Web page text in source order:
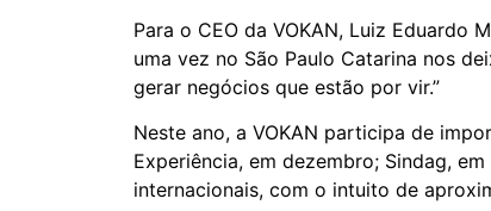
Para o CEO da VOKAN, Luiz
uma vez no São Paulo Catarina nos
gerar negócios que estão por vir.”
Neste ano, a VOKAN participa de
Experiência, em dezembro; Sindag,
internacionais, com o intuito de